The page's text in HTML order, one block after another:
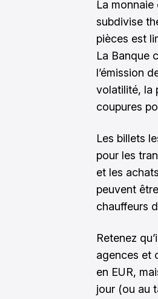
La
subdivise
pièces est
La Banque
l’émission
volatilité, la
coupures
Les billets
pour les
et les
peuvent
chauffeurs
Retenez
agences et
en EUR,
jour (ou au